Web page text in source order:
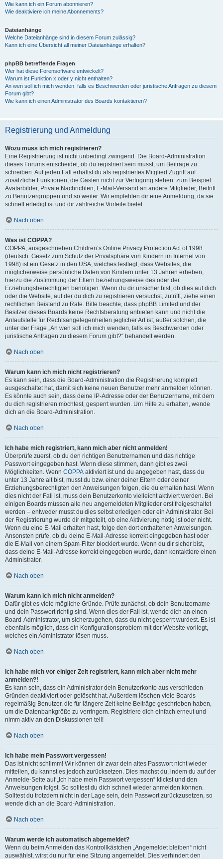
Wie kann ich ein Forum abonnieren?
Wie deaktiviere ich meine Abonnements?
Dateianhänge
Welche Dateianhänge sind in diesem Forum zulässig?
Kann ich eine Übersicht all meiner Dateianhänge erhalten?
phpBB betreffende Fragen
Wer hat diese Forensoftware entwickelt?
Warum ist Funktion x oder y nicht enthalten?
An wen soll ich mich wenden, falls es Beschwerden oder juristische Anfragen zu diesem
Forum gibt?
Wie kann ich einen Administrator des Boards kontaktieren?
Registrierung und Anmeldung
Wozu muss ich mich registrieren?
Eine Registrierung ist nicht unbedingt zwingend. Die Board-Administration
dieses Forums entscheidet, ob du registriert sein musst, um Beiträge zu
schreiben. Auf jeden Fall erhältst du als registriertes Mitglied Zugriff auf
zusätzliche Funktionen, die Gästen nicht zur Verfügung stehen: zum Beispiel
Avatarbilder, Private Nachrichten, E-Mail-Versand an andere Mitglieder, Beitritt
zu Benutzergruppen und so weiter. Wir empfehlen dir eine Anmeldung, da sie
schnell erledigt ist und dir zahlreiche Vorteile bietet.
Nach oben
Was ist COPPA?
COPPA, ausgeschrieben Children’s Online Privacy Protection Act of 1998
(deutsch: Gesetz zum Schutz der Privatsphäre von Kindern im Internet von
1998) ist ein Gesetz in den USA, welches festlegt, dass Websites, die
möglicherweise persönliche Daten von Kindern unter 13 Jahren erheben,
hierzu die Zustimmung der Eltern beziehungsweise des oder der
Erziehungsberechtigten benötigen. Wenn du dir unsicher bist, ob dies auf dich
oder die Website, auf der du dich zu registrieren versuchst, zutrifft, ziehe einen
rechtlichen Beistand zu Rate. Bitte beachte, dass phpBB Limited und der
Besitzer dieses Boards keine Rechtsberatung anbieten kann und nicht die
Anlaufstelle für Rechtsangelegenheiten jeglicher Art ist; außer solchen, die
unter der Frage „An wen soll ich mich wenden, falls es Beschwerden oder
juristische Anfragen zu diesem Forum gibt?“ behandelt werden.
Nach oben
Warum kann ich mich nicht registrieren?
Es kann sein, dass die Board-Administration die Registrierung komplett
ausgeschaltet hat, damit sich keine neuen Benutzer mehr anmelden können.
Es könnte auch sein, dass deine IP-Adresse oder der Benutzername, mit dem
du dich registrieren möchtest, gesperrt wurden. Um Hilfe zu erhalten, wende
dich an die Board-Administration.
Nach oben
Ich habe mich registriert, kann mich aber nicht anmelden!
Überprüfe zuerst, ob du den richtigen Benutzernamen und das richtige
Passwort eingegeben hast. Wenn diese stimmen, dann gibt es zwei
Möglichkeiten. Wenn COPPA aktiviert ist und du angegeben hast, dass du
unter 13 Jahre alt bist, musst du bzw. einer deiner Eltern oder deiner
Erziehungsberechtigten den Anweisungen folgen, die du erhalten hast. Wenn
dies nicht der Fall ist, muss dein Benutzerkonto vielleicht aktiviert werden. Bei
einigen Boards müssen alle neu angemeldeten Mitglieder erst freigeschaltet
werden – entweder musst du dies selbst erledigen oder ein Administrator. Bei
der Registrierung wurde dir mitgeteilt, ob eine Aktivierung nötig ist oder nicht.
Wenn du eine E-Mail erhalten hast, folge den dort enthaltenen Anweisungen.
Ansonsten prüfe, ob du deine E-Mail-Adresse korrekt eingegeben hast oder
die E-Mail von einem Spam-Filter blockiert wurde. Wenn du dir sicher bist,
dass deine E-Mail-Adresse korrekt eingegeben wurde, dann kontaktiere einen
Administrator.
Nach oben
Warum kann ich mich nicht anmelden?
Dafür gibt es viele mögliche Gründe. Prüfe zunächst, ob dein Benutzername
und dein Passwort richtig sind. Wenn dies der Fall ist, wende dich an einen
Board-Administrator, um sicherzugehen, dass du nicht gesperrt wurdest. Es ist
ebenfalls möglich, dass ein Konfigurationsproblem mit der Website vorliegt,
welches ein Administrator lösen muss.
Nach oben
Ich habe mich vor einiger Zeit registriert, kann mich aber nicht mehr
anmelden?!
Es kann sein, dass ein Administrator dein Benutzerkonto aus verschieden
Gründen deaktiviert oder gelöscht hat. Außerdem löschen viele Boards
regelmäßig Benutzer, die für längere Zeit keine Beiträge geschrieben haben,
um die Datenbankgröße zu verringern. Registriere dich einfach erneut und
nimm aktiv an den Diskussionen teil!
Nach oben
Ich habe mein Passwort vergessen!
Das ist nicht schlimm! Wir können dir zwar dein altes Passwort nicht wieder
mitteilen, du kannst es jedoch zurücksetzen. Dies machst du, indem du auf der
Anmelde-Seite auf „Ich habe mein Passwort vergessen“ klickst und den
Anweisungen folgst. So solltest du dich schnell wieder anmelden können.
Solltest du trotzdem nicht in der Lage sein, dein Passwort zurückzusetzen, so
wende dich an die Board-Administration.
Nach oben
Warum werde ich automatisch abgemeldet?
Wenn du beim Anmelden das Kontrollkästchen „Angemeldet bleiben“ nicht
auswählst, wirst du nur für eine Sitzung angemeldet. Dies verhindert den